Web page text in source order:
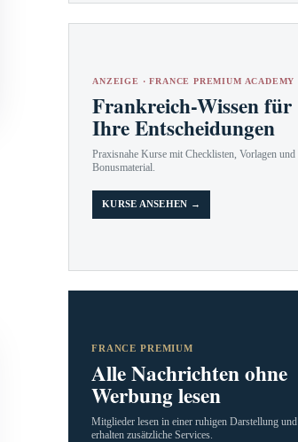
ANZEIGE · FRANCE PREMIUM ACADEMY
Frankreich-Wissen für
Ihre Entscheidungen
Praxisnahe Kurse mit Checklisten, Vorlagen und
Bonusmaterial.
KURSE ANSEHEN →
FRANCE PREMIUM
Alle Nachrichten ohne
Werbung lesen
Mitglieder lesen in einer ruhigen Darstellung und
erhalten zusätzliche Services.